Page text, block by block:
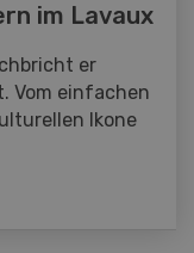
im Lavaux
er
Vom einfachen
Ikone